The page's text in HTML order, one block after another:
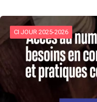
CI JOUR 2025-2026